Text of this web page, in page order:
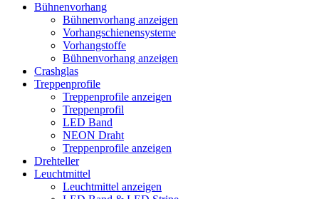
Bühnenvorhang
Bühnenvorhang anzeigen
Vorhangschienensysteme
Vorhangstoffe
Bühnenvorhang anzeigen
Crashglas
Treppenprofile
Treppenprofile anzeigen
Treppenprofil
LED Band
NEON Draht
Treppenprofile anzeigen
Drehteller
Leuchtmittel
Leuchtmittel anzeigen